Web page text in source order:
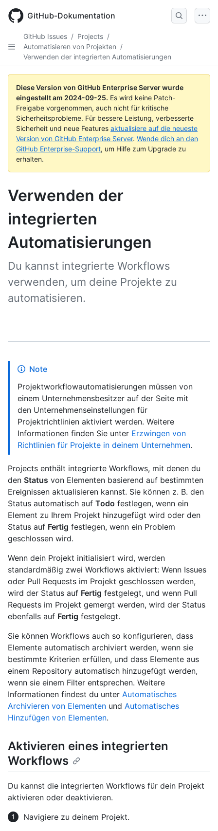
main
GitHub-Dokumentation
GitHub Issues / Projects /
Automatisieren von Projekten /
Verwenden der integrierten Automatisierungen
Diese Version von GitHub Enterprise Server wurde
eingestellt am 2024-09-25. Es wird keine Patch-
Freigabe vorgenommen, auch nicht für kritische
Sicherheitsprobleme. Für bessere Leistung, verbesserte
Sicherheit und neue Features aktualisiere auf die neueste
Version von GitHub Enterprise Server. Wende dich an den
GitHub Enterprise-Support, um Hilfe zum Upgrade zu
erhalten.
Verwenden der
integrierten
Automatisierungen
Du kannst integrierte Workflows
verwenden, um deine Projekte zu
automatisieren.
Note
Projektworkflowautomatisierungen müssen von
einem Unternehmensbesitzer auf der Seite mit
den Unternehmenseinstellungen für
Projektrichtlinien aktiviert werden. Weitere
Informationen finden Sie unter Erzwingen von
Richtlinien für Projekte in deinem Unternehmen.
Projects enthält integrierte Workflows, mit denen du
den Status von Elementen basierend auf bestimmten
Ereignissen aktualisieren kannst. Sie können z. B. den
Status automatisch auf Todo festlegen, wenn ein
Element zu Ihrem Projekt hinzugefügt wird oder den
Status auf Fertig festlegen, wenn ein Problem
geschlossen wird.
Wenn dein Projekt initialisiert wird, werden
standardmäßig zwei Workflows aktiviert: Wenn Issues
oder Pull Requests im Projekt geschlossen werden,
wird der Status auf Fertig festgelegt, und wenn Pull
Requests im Projekt gemergt werden, wird der Status
ebenfalls auf Fertig festgelegt.
Sie können Workflows auch so konfigurieren, dass
Elemente automatisch archiviert werden, wenn sie
bestimmte Kriterien erfüllen, und dass Elemente aus
einem Repository automatisch hinzugefügt werden,
wenn sie einem Filter entsprechen. Weitere
Informationen findest du unter Automatisches
Archivieren von Elementen und Automatisches
Hinzufügen von Elementen.
Aktivieren eines integrierten
Workflows
Du kannst die integrierten Workflows für dein Projekt
aktivieren oder deaktivieren.
Navigiere zu deinem Projekt.